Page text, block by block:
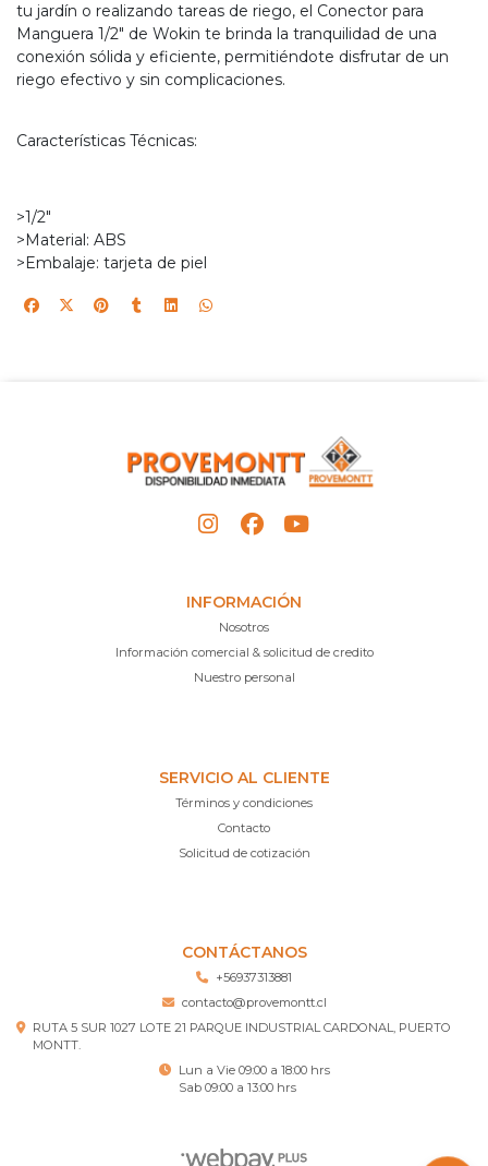
tu jardín o realizando tareas de riego, el Conector para
Manguera 1/2" de Wokin te brinda la tranquilidad de una
conexión sólida y eficiente, permitiéndote disfrutar de un
riego efectivo y sin complicaciones.
Características Técnicas:
>1/2"
>Material: ABS
>Embalaje: tarjeta de piel
INFORMACIÓN
Nosotros
Información comercial & solicitud de credito
Nuestro personal
SERVICIO AL CLIENTE
Términos y condiciones
Contacto
Solicitud de cotización
CONTÁCTANOS
+56937313881
contacto@provemontt.cl
RUTA 5 SUR 1027 LOTE 21 PARQUE INDUSTRIAL CARDONAL, PUERTO
MONTT.
Lun a Vie 09:00 a 18:00 hrs
Sab 09:00 a 13:00 hrs